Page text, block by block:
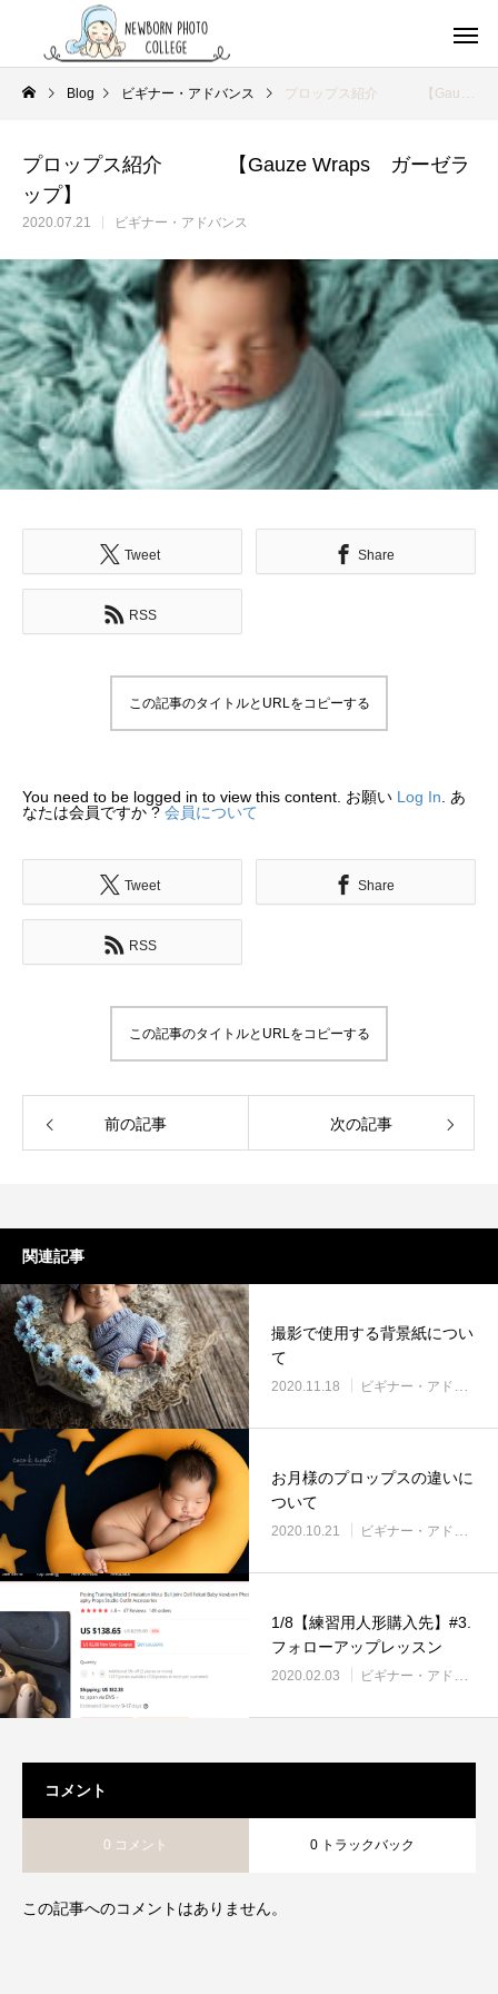
Blog ビギナー・アドバンス プロップス紹介 【Gauze Wraps ガーゼラップ】
プロップス紹介 【Gauze Wraps ガーゼラ
ップ】
2020.07.21 ビギナー・アドバンス
Tweet Share
RSS
この記事のタイトルとURLをコピーする
You need to be logged in to view this content. お願い Log In . あ
なたは会員ですか ? 会員について
Tweet Share
RSS
この記事のタイトルとURLをコピーする
前の記事 次の記事
関連記事
撮影で使用する背景紙につい
て
2020.11.18 ビギナー・アドバンス
お月様のプロップスの違いに
ついて
2020.10.21 ビギナー・アドバンス
1/8【練習用人形購入先】#3.
フォローアップレッスン
2020.02.03 ビギナー・アドバンス
コメント
0 コメント 0 トラックバック
この記事へのコメントはありません。